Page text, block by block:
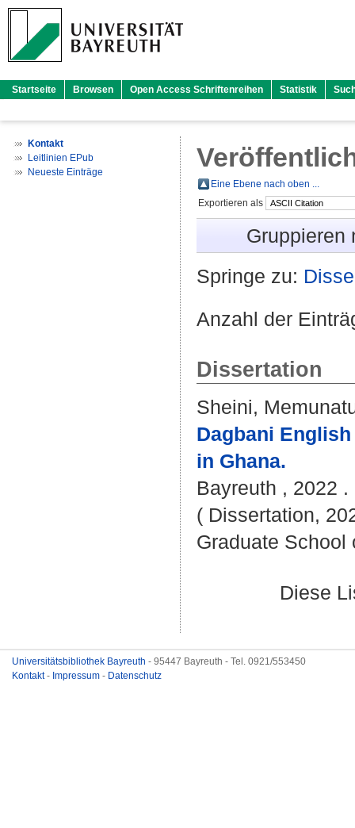
Startseite Browsen Open Access Schriftenreihen Statistik
Kontakt
Leitlinien EPub
Neueste Einträge
Eine Ebene nach oben ...
Exportieren als
Gruppieren
Springe zu:
Anzahl der
Dissertation
Sheini,
Dagbani
in Ghana.
Bayreuth , 2022
( Dissertation,
Graduate School
Diese
Universitätsbibliothek Bayreuth - 95447 Bayreuth - Tel. 0921/553450
Kontakt- Impressum - Datenschutz